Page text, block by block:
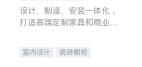
设计、制造、安装一体化，
打造高端定制家具和商业空
室内设计
瓷砖橱柜